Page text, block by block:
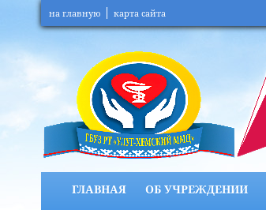
на главную карта сайта
ГЛАВНАЯ ОБ УЧРЕЖДЕНИИ